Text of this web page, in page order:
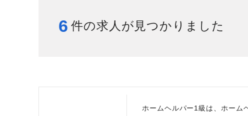
給与制度 資格
スタッフインタビュー 社員
6 件の求人が見つかりました
ホームヘルパー1級は、ホーム